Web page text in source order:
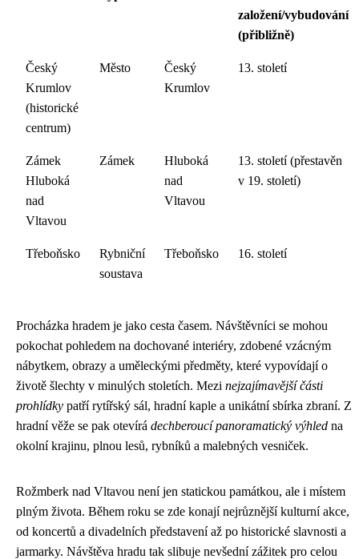
založení/vybudování
(přibližně)
Český
Krumlov
(historické
centrum)
Město
Český
Krumlov
13. století
Zámek
Hluboká
nad
Vltavou
Zámek
Hluboká
nad
Vltavou
13. století (přestavěn
v 19. století)
Třeboňsko
Rybniční
soustava
Třeboňsko 16. století
Procházka hradem je jako cesta časem. Návštěvníci se mohou
pokochat pohledem na dochované interiéry, zdobené vzácným
nábytkem, obrazy a uměleckými předměty, které vypovídají o
životě šlechty v minulých stoletích. Mezi nejzajímavější části
prohlídky patří rytířský sál, hradní kaple a unikátní sbírka zbraní. Z
hradní věže se pak otevírá dechberoucí panoramatický výhled na
okolní krajinu, plnou lesů, rybníků a malebných vesniček.
Rožmberk nad Vltavou není jen statickou památkou, ale i místem
plným života. Během roku se zde konají nejrůznější kulturní akce,
od koncertů a divadelních představení až po historické slavnosti a
jarmarky. Návštěva hradu tak slibuje nevšední zážitek pro celou